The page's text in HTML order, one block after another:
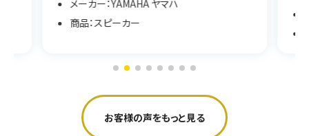
お客様の声をもっと見る